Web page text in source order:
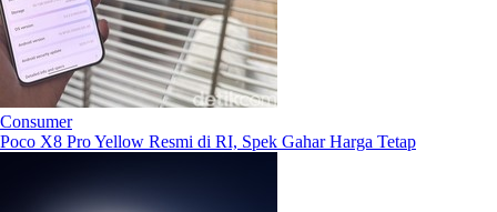
Consumer
Poco X8 Pro Yellow Resmi di RI, Spek Gahar Harga Tetap